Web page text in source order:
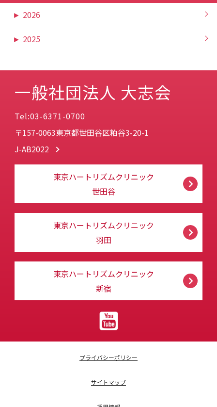
► 2026
► 2025
一般社団法人 大志会
Tel:03-6371-0700
〒157-0063東京都世田谷区粕谷3-20-1
J-AB2022
東京ハートリズムクリニック
世田谷
東京ハートリズムクリニック
羽田
東京ハートリズムクリニック
新宿
プライバシーポリシー
サイトマップ